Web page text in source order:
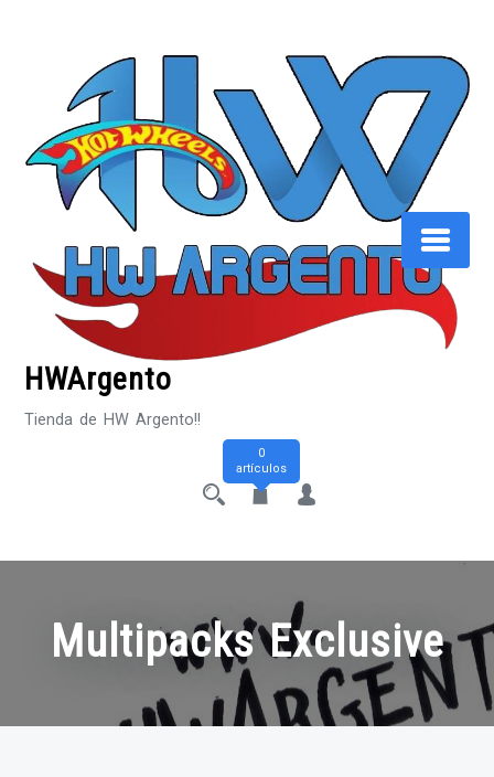
HWArgento
Tienda de HW Argento!!
0
artículos
Multipacks Exclusive